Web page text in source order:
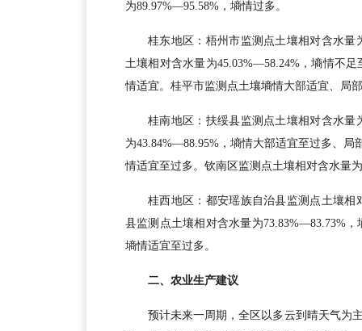
为89.97%—95.58%，墒情过多。
桂东地区：梧州市监测点土壤相对含水量
土壤相对含水量为45.03%—58.24%，墒情不
情适宜。桂平市监测点土壤墒情大部适宜、局
桂南地区：扶绥县监测点土壤相对含水量
为43.84%—88.95%，墒情大部适宜至过多、
情适宜至过多。钦南区监测点土壤相对含水量
桂西地区：都安瑶族自治县监测点土壤相
县监测点土壤相对含水量为73.83%—83.73%
墒情适宜至过多。
二、农业生产建议
预计未来一周期，全区以多云到晴天气为